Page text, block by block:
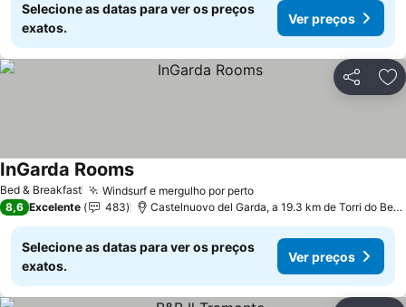
Selecione as datas para ver os preços
exatos.
Ver preços
Partilhar
Bed & Breakfast Windsurf e mergulho por pertoVer preços
InGarda RoomsVer preços
8,6 Excelente 483 Castelnuovo del Garda, a 19.3 km de Torri do
Selecione as datas para ver os preços
exatos.
Ver preços